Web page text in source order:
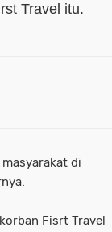
Travel itu.
di
Fisrt Travel